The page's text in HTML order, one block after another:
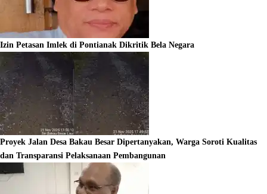
Izin Petasan Imlek di Pontianak Dikritik Bela Negara
Proyek Jalan Desa Bakau Besar Dipertanyakan, Warga Soroti Kualitas
dan Transparansi Pelaksanaan Pembangunan